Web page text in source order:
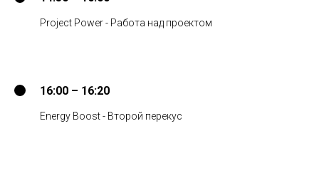
Project Power - Работа над проектом
16:00 – 16:20
Energy Boost - Второй перекус